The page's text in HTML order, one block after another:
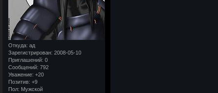
Откуда: ад
Зарегистрирован: 2008-05-10
Приглашений: 0
Сообщений: 792
Уважение: +20
Позитив: +9
Пол: Мужской